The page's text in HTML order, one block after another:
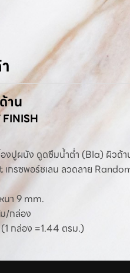
าน
องปูผนัง ดูดซึมน้ำต่ำ (BIa) ผิวด้
กรซพอร์ชเลน ลวดลาย
นา 9 mm.
/กล่อง
กล่อง =1.44 ตรม.)